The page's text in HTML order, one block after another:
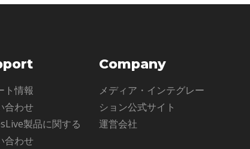
ト情報
合わせ
製品に関する
合わせ
Company
メディア・インテグレー
ション公式サイト
運営会社